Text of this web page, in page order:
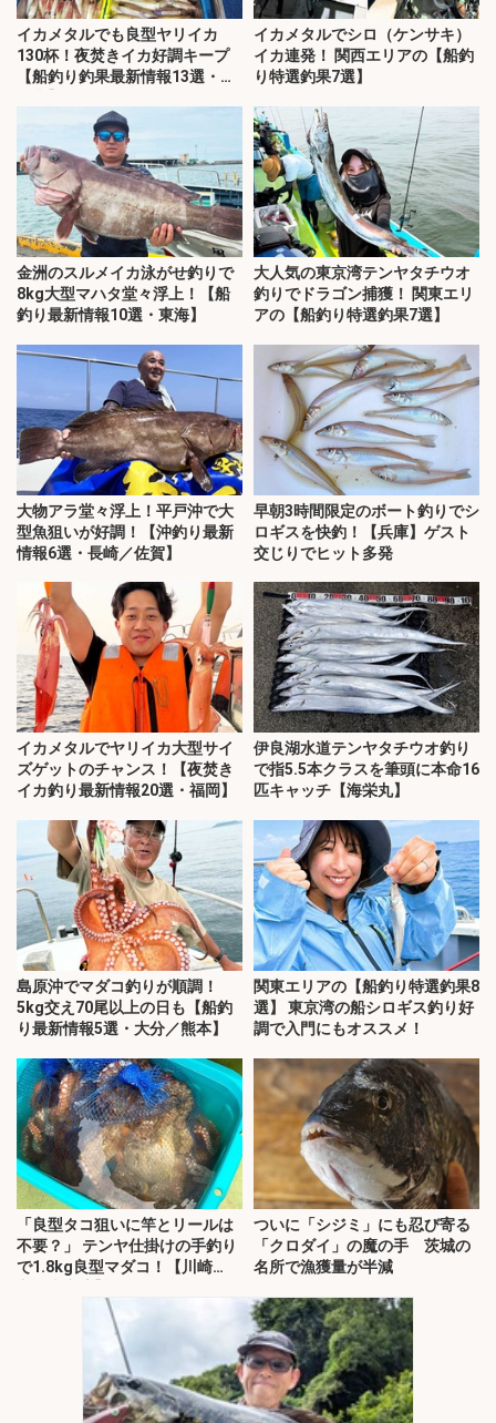
イカメタルでも良型ヤリイカ
130杯！夜焚きイカ好調キープ
【船釣り釣果最新情報13選・玄
イカメタルでシロ（ケンサキ）
イカ連発！ 関西エリアの【船釣
り特選釣果7選】
金洲のスルメイカ泳がせ釣りで
8kg大型マハタ堂々浮上！【船
釣り最新情報10選・東海】
大人気の東京湾テンヤタチウオ
釣りでドラゴン捕獲！ 関東エリ
アの【船釣り特選釣果7選】
大物アラ堂々浮上！平戸沖で大
型魚狙いが好調！【沖釣り最新
情報6選・長崎／佐賀】
早朝3時間限定のボート釣りでシ
ロギスを快釣！【兵庫】ゲスト
交じりでヒット多発
イカメタルでヤリイカ大型サイ
ズゲットのチャンス！【夜焚き
イカ釣り最新情報20選・福岡】
伊良湖水道テンヤタチウオ釣り
で指5.5本クラスを筆頭に本命16
匹キャッチ【海栄丸】
島原沖でマダコ釣りが順調！
5kg交え70尾以上の日も【船釣
り最新情報5選・大分／熊本】
関東エリアの【船釣り特選釣果8
選】 東京湾の船シロギス釣り好
調で入門にもオススメ！
「良型タコ狙いに竿とリールは
不要？」 テンヤ仕掛けの手釣り
で1.8kg良型マダコ！【川崎
ついに「シジミ」にも忍び寄る
「クロダイ」の魔の手 茨城の
名所で漁獲量が半減